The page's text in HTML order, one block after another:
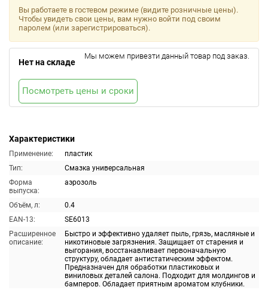
Характеристики
Применение:
пластик
Тип:
Смазка универсальная
Форма
выпуска:
аэрозоль
Объём, л:
0.4
EAN-13:
SE6013
Расширенное
описание:
Быстро и эффективно удаляет пыль, грязь, масляные и
никотиновые загрязнения. Защищает от старения и
выгорания, восстанавливает первоначальную
структуру, обладает антистатическим эффектом.
Предназначен для обработки пластиковых и
виниловых деталей салона. Подходит для молдингов и
бамперов. Обладает приятным ароматом клубники.
Вы работаете в гостевом режиме (видите розничные цены).
Чтобы увидеть свои цены, вам нужно войти под своим
паролем (или зарегистрироваться).
Нет на складе
Мы можем привезти данный товар под заказ.
Посмотреть цены и сроки